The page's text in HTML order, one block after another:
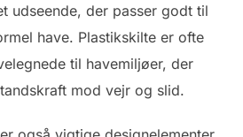
udseende, der passer godt til
have. Plastikskilte er ofte
til havemiljøer, der
mod vejr og slid.